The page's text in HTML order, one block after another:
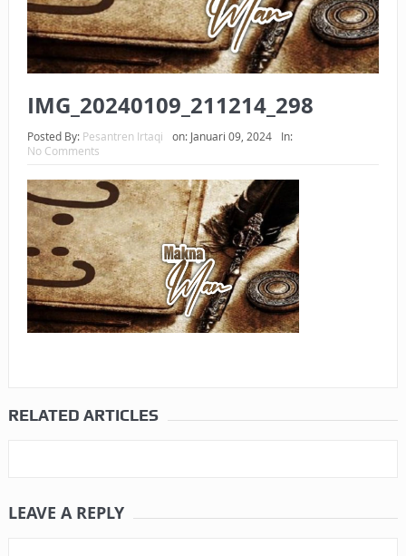
UANG HARAM BISA MENJADI HALAL JIKA SEBAB
KEPEMILIKANNYA BERUBAH
HUKUM MEMBAYAR ZAKAT DENGAN CARA MENGANGSUR
HUKUM MEMBAYAR ZAKAT KEPADA KERABAT SENDIRI
IMG_20240109_211214_298
Posted By: Pesantren Irtaqi on: Januari 09, 2024
In:
No Comments
RELATED ARTICLES
LEAVE A REPLY